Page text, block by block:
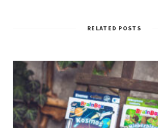
RELATED POSTS